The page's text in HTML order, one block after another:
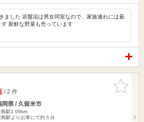
ました 岩盤浴は男女同室なので、家族連れには最
新鮮な野菜も売っています
お気に入
りに追加
/ 2 件
岡県 / 久留米市
島駅1.09km
島駅よりお車にて約５分